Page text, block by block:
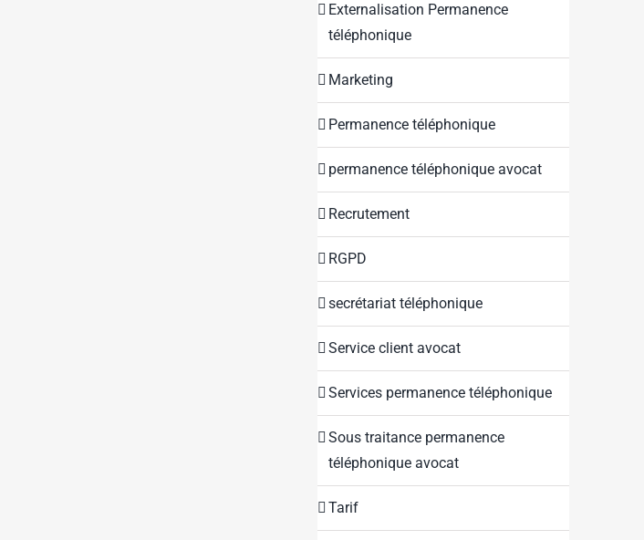
Externalisation Permanence
téléphonique
Marketing
Permanence téléphonique
permanence téléphonique avocat
Recrutement
RGPD
secrétariat téléphonique
Service client avocat
Services permanence téléphonique
Sous traitance permanence
téléphonique avocat
Tarif